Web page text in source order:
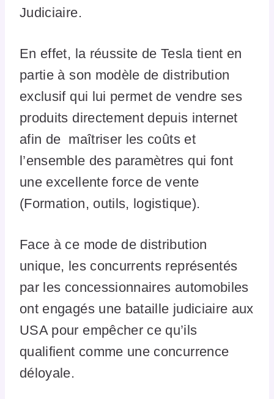
Judiciaire.
En effet, la réussite de Tesla tient en
partie à son modèle de distribution
exclusif qui lui permet de vendre ses
produits directement depuis internet
afin de maîtriser les coûts et
l’ensemble des paramètres qui font
une excellente force de vente
(Formation, outils, logistique).
Face à ce mode de distribution
unique, les concurrents représentés
par les concessionnaires automobiles
ont engagés une bataille judiciaire aux
USA pour empêcher ce qu’ils
qualifient comme une concurrence
déloyale.